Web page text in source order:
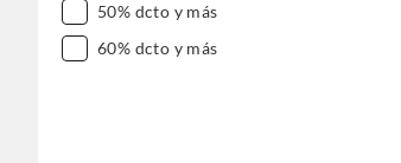
50% dcto y más
60% dcto y más